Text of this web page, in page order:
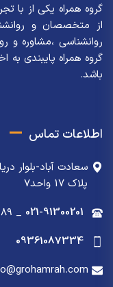
گروه همراه یکی از با
از متخصصان و
روانشناسی ،مشاوره
گروه همراه پایبندی
باشد.
اطلاعات تماس
پلاک 17 واحد7
021-91300201
_
09361087334